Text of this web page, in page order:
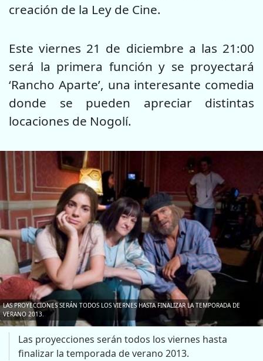
creación de la Ley de Cine.
Este viernes 21 de diciembre a las 21:00
será la primera función y se proyectará
‘Rancho Aparte’, una interesante comedia
donde se pueden apreciar distintas
locaciones de Nogolí.
LAS PROYECCIONES SERÁN TODOS LOS VIERNES HASTA FINALIZAR LA TEMPORADA DE
VERANO 2013.
Las proyecciones serán todos los viernes hasta
finalizar la temporada de verano 2013.